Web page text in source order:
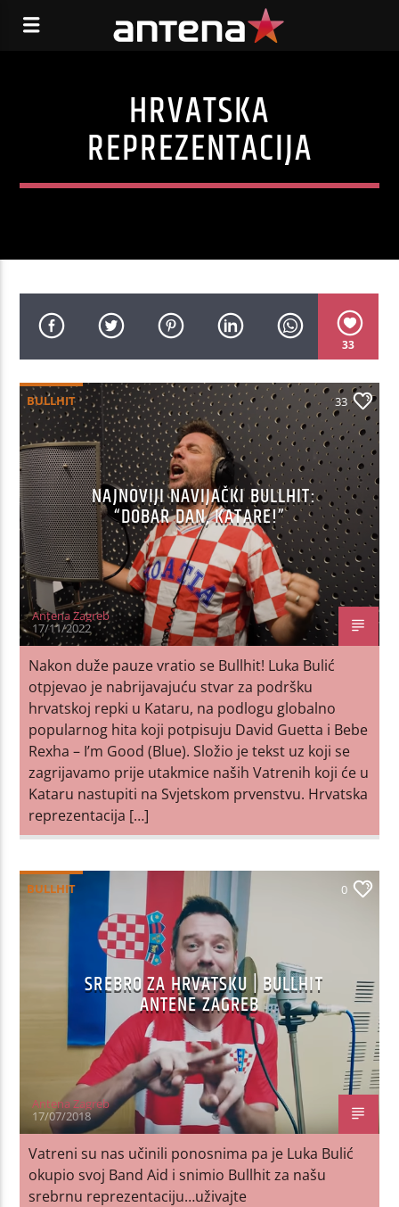
HRVATSKA
REPREZENTACIJA
33
BULLHIT 33
NAJNOVIJI NAVIJAČKI BULLHIT:
“DOBAR DAN, KATARE!”
Antena Zagreb
17/11/2022
Nakon duže pauze vratio se Bullhit! Luka Bulić
otpjevao je nabrijavajuću stvar za podršku
hrvatskoj repki u Kataru, na podlogu globalno
popularnog hita koji potpisuju David Guetta i Bebe
Rexha – I’m Good (Blue). Složio je tekst uz koji se
zagrijavamo prije utakmice naših Vatrenih koji će u
Kataru nastupiti na Svjetskom prvenstvu. Hrvatska
reprezentacija […]
BULLHIT 0
SREBRO ZA HRVATSKU | BULLHIT
ANTENE ZAGREB
Antena Zagreb
17/07/2018
Vatreni su nas učinili ponosnima pa je Luka Bulić
okupio svoj Band Aid i snimio Bullhit za našu
srebrnu reprezentaciju…uživajte